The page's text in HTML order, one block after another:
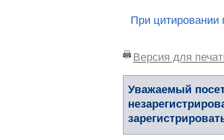
При цитировании
Версия для
Уважаемый